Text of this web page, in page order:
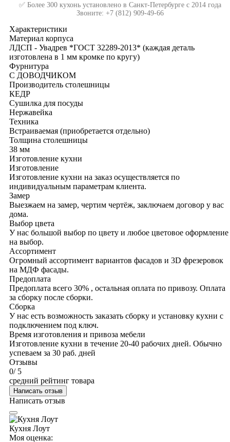
✅ Более 300 кухонь установлено в Санкт-Петербурге с 2014 года
Звоните: +7 (812) 909-49-66
Характеристики
Материал корпуса
ЛДСП - Увадрев *ГОСТ 32289-2013* (каждая деталь
изготовлена в 1 мм кромке по кругу)
Фурнитура
С ДОВОДЧИКОМ
Производитель столешницы
КЕДР
Сушилка для посуды
Нержавейка
Техника
Встраиваемая (приобретается отдельно)
Толщина столешницы
38 мм
Изготовление кухни
Изготовление
Изготовление кухни на заказ осуществляется по
индивидуальным параметрам клиента.
Замер
Выезжаем на замер, чертим чертёж, заключаем договор у вас
дома.
Выбор цвета
У нас большой выбор по цвету и любое цветовое оформление
на выбор.
Ассортимент
Огромный ассортимент вариантов фасадов и 3D фрезеровок
на МДФ фасады.
Предоплата
Предоплата всего 30% , остальная оплата по привозу. Оплата
за сборку после сборки.
Сборка
У нас есть возможность заказать сборку и установку кухни с
подключением под ключ.
Время изготовления и привоза мебели
Изготовление кухни в течение 20-40 рабочих дней. Обычно
успеваем за 30 раб. дней
Отзывы
0/ 5
средний рейтинг товара
Написать отзыв
Написать отзыв
Кухня Лоут
Моя оценка: